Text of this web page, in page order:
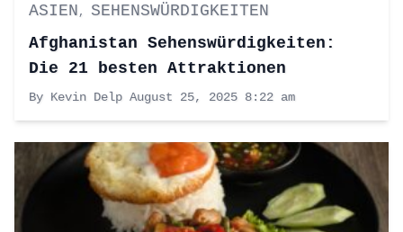
ASIEN , SEHENSWÜRDIGKEITEN
Afghanistan Sehenswürdigkeiten:
Die 21 besten Attraktionen
By Kevin Delp August 25, 2025 8:22 am